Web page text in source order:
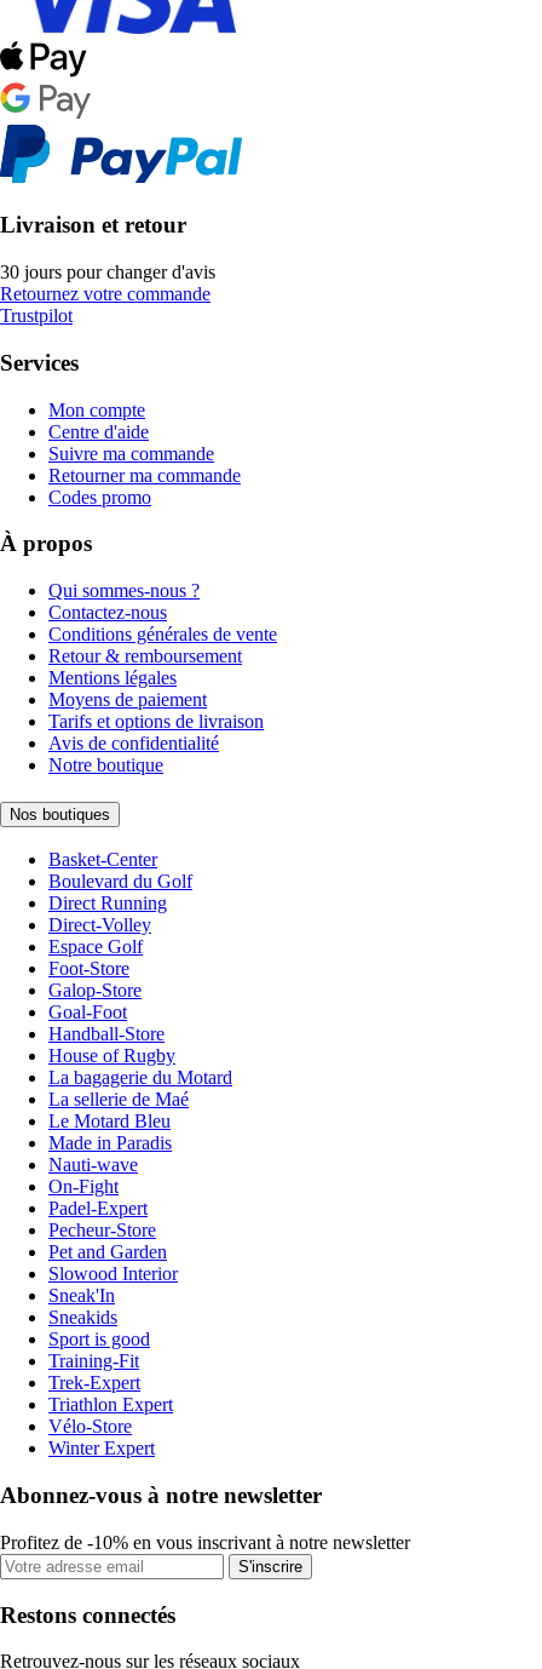
Livraison et retour
30 jours pour changer d'avis
Retournez votre commande
Trustpilot
Services
Mon compte
Centre d'aide
Suivre ma commande
Retourner ma commande
Codes promo
À propos
Qui sommes-nous ?
Contactez-nous
Conditions générales de vente
Retour & remboursement
Mentions légales
Moyens de paiement
Tarifs et options de livraison
Avis de confidentialité
Notre boutique
Nos boutiques
Basket-Center
Boulevard du Golf
Direct Running
Direct-Volley
Espace Golf
Foot-Store
Galop-Store
Goal-Foot
Handball-Store
House of Rugby
La bagagerie du Motard
La sellerie de Maé
Le Motard Bleu
Made in Paradis
Nauti-wave
On-Fight
Padel-Expert
Pecheur-Store
Pet and Garden
Slowood Interior
Sneak'In
Sneakids
Sport is good
Training-Fit
Trek-Expert
Triathlon Expert
Vélo-Store
Winter Expert
Abonnez-vous à notre newsletter
Profitez de -10% en vous inscrivant à notre newsletter
S'inscrire
Restons connectés
Retrouvez-nous sur les réseaux sociaux